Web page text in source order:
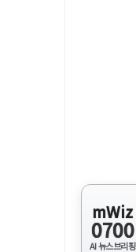
mWiz
0700
AI 뉴스브리핑